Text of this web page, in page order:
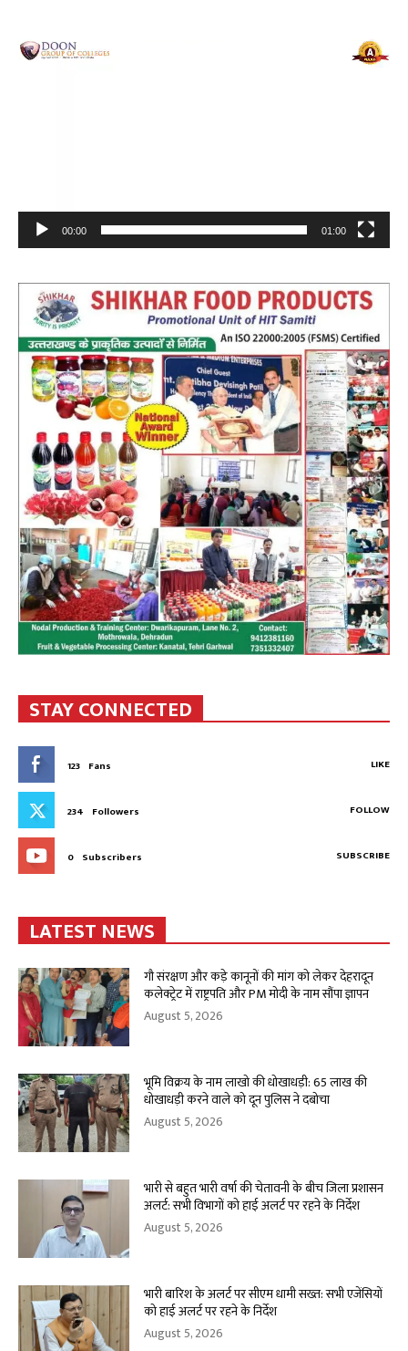
Video
Player
00:00 01:00
STAY CONNECTED
123 Fans LIKE
234 Followers FOLLOW
0 Subscribers SUBSCRIBE
LATEST NEWS
गौ संरक्षण और कड़े कानूनों की मांग को लेकर देहरादून
कलेक्ट्रेट में राष्ट्रपति और PM मोदी के नाम सौंपा ज्ञापन
August 5, 2026
भूमि विक्रय के नाम लाखो की धोखाधड़ी: 65 लाख की
धोखाधड़ी करने वाले को दून पुलिस ने दबोचा
August 5, 2026
भारी से बहुत भारी वर्षा की चेतावनी के बीच जिला प्रशासन
अलर्ट: सभी विभागों को हाई अलर्ट पर रहने के निर्देश
August 5, 2026
भारी बारिश के अलर्ट पर सीएम धामी सख्त: सभी एजेंसियों
को हाई अलर्ट पर रहने के निर्देश
August 5, 2026